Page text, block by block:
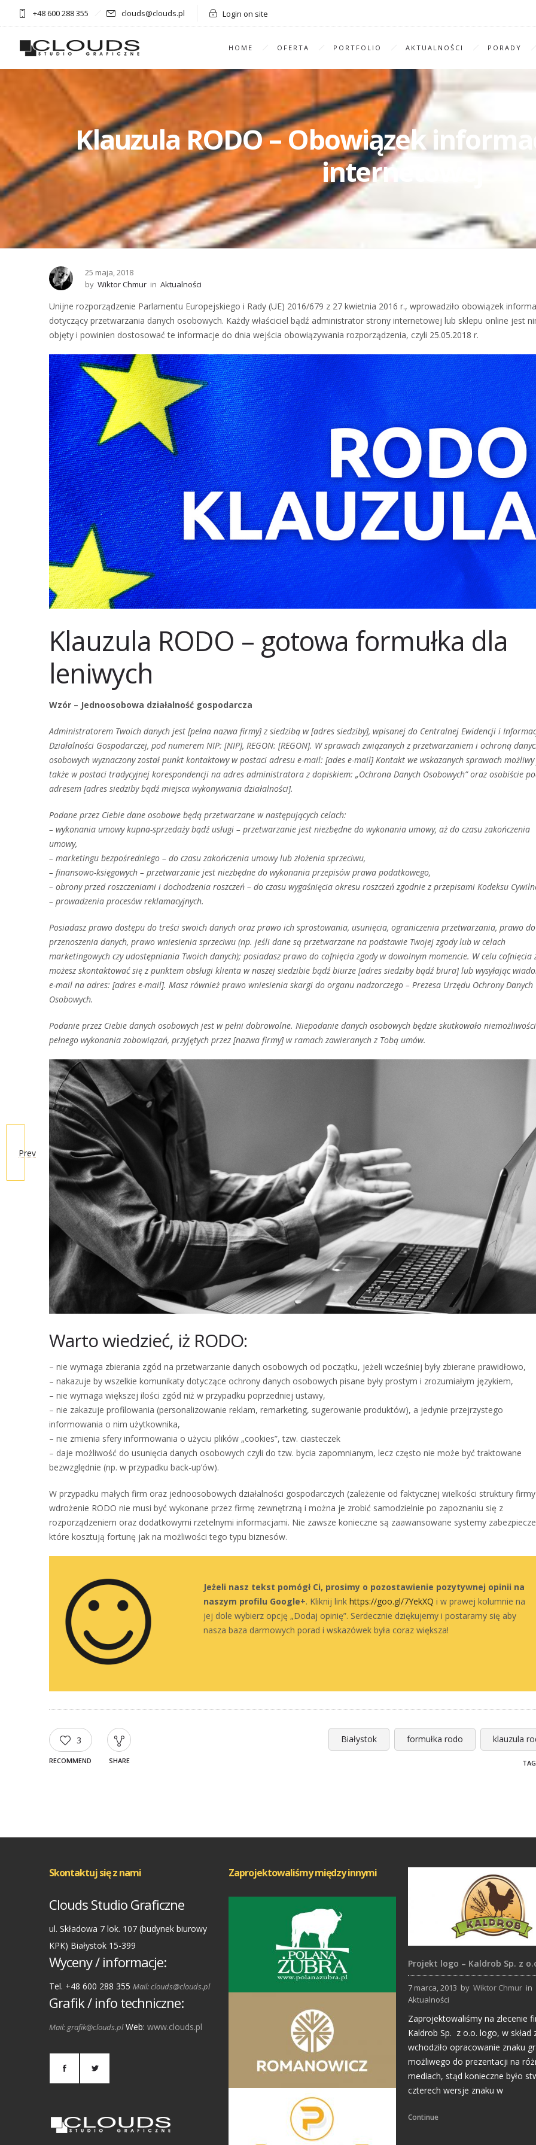
+48 600 288 355 clouds@clouds.pl Login on site
HOME OFERTA PORTFOLIO AKTUALNOŚCI PORADY
Klauzula RODO – Obowiązek
internetowej
Prev
25 maja, 2018
by Wiktor Chmur in Aktualności
Unijne rozporządzenie Parlamentu Europejskiego i Rady (UE) 2016/679 z 27 kwietnia 2016 r., wprowadziło obowiązek
dotyczący przetwarzania danych osobowych. Każdy właściciel bądź administrator strony internetowej lub sklepu online jest
objęty i powinien dostosować te informacje do dnia wejścia obowiązywania rozporządzenia, czyli 25.05.2018 r.
Klauzula RODO – gotowa formułka dla
leniwych
Wzór – Jednoosobowa działalność gospodarcza
Administratorem Twoich danych jest [pełna nazwa firmy] z siedzibą w [adres siedziby], wpisanej do Centralnej Ewidencji i
Działalności Gospodarczej, pod numerem NIP: [NIP], REGON: [REGON]. W sprawach związanych z przetwarzaniem i ochroną
osobowych wyznaczony został punkt kontaktowy w postaci adresu e-mail: [ades e-mail] Kontakt we wskazanych sprawach
także w postaci tradycyjnej korespondencji na adres administratora z dopiskiem: „Ochrona Danych Osobowych” oraz osobiście
adresem [adres siedziby bądź miejsca wykonywania działalności].
Podane przez Ciebie dane osobowe będą przetwarzane w następujących celach:
– wykonania umowy kupna-sprzedaży bądź usługi – przetwarzanie jest niezbędne do wykonania umowy, aż do czasu zakończenia
umowy,
– marketingu bezpośredniego – do czasu zakończenia umowy lub złożenia sprzeciwu,
– finansowo-księgowych – przetwarzanie jest niezbędne do wykonania przepisów prawa podatkowego,
– obrony przed roszczeniami i dochodzenia roszczeń – do czasu wygaśnięcia okresu roszczeń zgodnie z przepisami Kodeksu
– prowadzenia procesów reklamacyjnych.
Posiadasz prawo dostępu do treści swoich danych oraz prawo ich sprostowania, usunięcia, ograniczenia przetwarzania, prawo do
przenoszenia danych, prawo wniesienia sprzeciwu (np. jeśli dane są przetwarzane na podstawie Twojej zgody lub w celach
marketingowych czy udostępniania Twoich danych); posiadasz prawo do cofnięcia zgody w dowolnym momencie. W celu cofnięcia
możesz skontaktować się z punktem obsługi klienta w naszej siedzibie bądź biurze [adres siedziby bądź biura] lub wysyłając
e-mail na adres: [adres e-mail]. Masz również prawo wniesienia skargi do organu nadzorczego – Prezesa Urzędu Ochrony Danych
Osobowych.
Podanie przez Ciebie danych osobowych jest w pełni dobrowolne. Niepodanie danych osobowych będzie skutkowało
pełnego wykonania zobowiązań, przyjętych przez [nazwa firmy] w ramach zawieranych z Tobą umów.
Warto wiedzieć, iż RODO:
– nie wymaga zbierania zgód na przetwarzanie danych osobowych od początku, jeżeli wcześniej były zbierane prawidłowo,
– nakazuje by wszelkie komunikaty dotyczące ochrony danych osobowych pisane były prostym i zrozumiałym językiem,
– nie wymaga większej ilości zgód niż w przypadku poprzedniej ustawy,
– nie zakazuje profilowania (personalizowanie reklam, remarketing, sugerowanie produktów), a jedynie przejrzystego
informowania o nim użytkownika,
– nie zmienia sfery informowania o użyciu plików „cookies”, tzw. ciasteczek
– daje możliwość do usunięcia danych osobowych czyli do tzw. bycia zapomnianym, lecz często nie może być traktowane
bezwzględnie (np. w przypadku back-up’ów).
W przypadku małych firm oraz jednoosobowych działalności gospodarczych (zależenie od faktycznej wielkości struktury
wdrożenie RODO nie musi być wykonane przez firmę zewnętrzną i można je zrobić samodzielnie po zapoznaniu się z
rozporządzeniem oraz dodatkowymi rzetelnymi informacjami. Nie zawsze konieczne są zaawansowane systemy
które kosztują fortunę jak na możliwości tego typu biznesów.
Jeżeli nasz tekst pomógł Ci, prosimy o pozostawienie pozytywnej opinii na
naszym profilu Google+. Kliknij link https://goo.gl/7YekXQ i w prawej kolumnie na
jej dole wybierz opcję „Dodaj opinię”. Serdecznie dziękujemy i postaramy się aby
nasza baza darmowych porad i wskazówek była coraz większa!
3
RECOMMEND SHARE
Białystok formułka rodo klauzula
Skontaktuj się z nami
Clouds Studio Graficzne
ul. Składowa 7 lok. 107 (budynek biurowy
KPK) Białystok 15-399
Wyceny / informacje:
Tel. +48 600 288 355 Mail: clouds@clouds.pl
Grafik / info techniczne:
Mail: grafik@clouds.plWeb: www.clouds.pl
Zaprojektowaliśmy między innymi
Projekty logo
Projekty logo
Projekt logo – Kaldrob Sp. z
7 marca, 2013 by Wiktor Chmur in
Aktualności
Zaprojektowaliśmy na zlecenie
Kaldrob Sp. z o.o. logo, w skład
wchodziło opracowanie znaku
możliwego do prezentacji na
mediach, stąd konieczne było
czterech wersje znaku w
Continue